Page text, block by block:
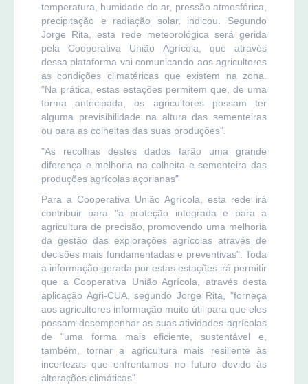
temperatura, humidade do ar, pressão atmosférica,
precipitação e radiação solar, indicou. Segundo
Jorge Rita, esta rede meteorológica será gerida
pela Cooperativa União Agrícola, que através
dessa plataforma vai comunicando aos agricultores
as condições climatéricas que existem na zona.
"Na prática, estas estações permitem que, de uma
forma antecipada, os agricultores possam ter
alguma previsibilidade na altura das sementeiras
ou para as colheitas das suas produções".
"As recolhas destes dados farão uma grande
diferença e melhoria na colheita e sementeira das
produções agrícolas açorianas"
Para a Cooperativa União Agrícola, esta rede irá
contribuir para "a proteção integrada e para a
agricultura de precisão, promovendo uma melhoria
da gestão das explorações agrícolas através de
decisões mais fundamentadas e preventivas". Toda
a informação gerada por estas estações irá permitir
que a Cooperativa União Agrícola, através desta
aplicação Agri-CUA, segundo Jorge Rita, "forneça
aos agricultores informação muito útil para que eles
possam desempenhar as suas atividades agrícolas
de "uma forma mais eficiente, sustentável e,
também, tornar a agricultura mais resiliente às
incertezas que enfrentamos no futuro devido às
alterações climáticas".